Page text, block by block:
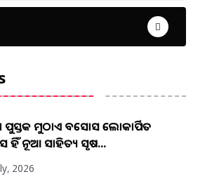
ପୁସ୍ତକ ମୁଠାଏ ଅବସୋସ ଲୋକାର୍ପିତ
ହିଁ ନୂଆ ସାହିତ୍ୟ ସୃଷ...
2026